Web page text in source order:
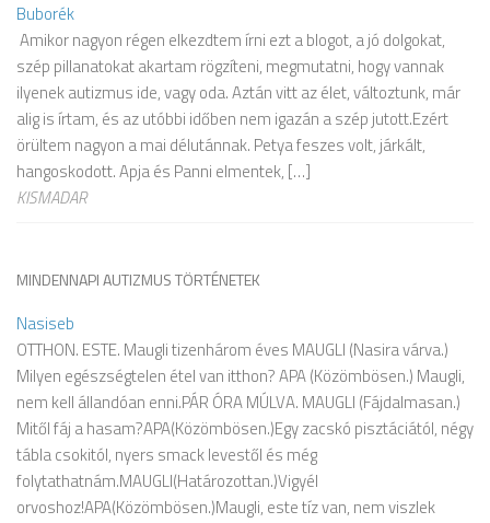
Buborék
Amikor nagyon régen elkezdtem írni ezt a blogot, a jó dolgokat,
szép pillanatokat akartam rögzíteni, megmutatni, hogy vannak
ilyenek autizmus ide, vagy oda. Aztán vitt az élet, változtunk, már
alig is írtam, és az utóbbi időben nem igazán a szép jutott.Ezért
örültem nagyon a mai délutánnak. Petya feszes volt, járkált,
hangoskodott. Apja és Panni elmentek, […]
KISMADAR
MINDENNAPI AUTIZMUS TÖRTÉNETEK
Nasiseb
OTTHON. ESTE. Maugli tizenhárom éves MAUGLI (Nasira várva.)
Milyen egészségtelen étel van itthon? APA (Közömbösen.) Maugli,
nem kell állandóan enni.PÁR ÓRA MÚLVA. MAUGLI (Fájdalmasan.)
Mitől fáj a hasam?APA(Közömbösen.)Egy zacskó pisztáciától, négy
tábla csokitól, nyers smack levestől és még
folytathatnám.MAUGLI(Határozottan.)Vigyél
orvoshoz!APA(Közömbösen.)Maugli, este tíz van, nem viszlek